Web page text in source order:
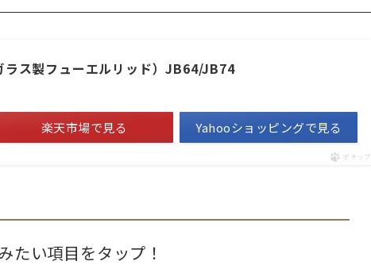
ス製フューエルリッド）JB64/JB74
楽天市場で見る Yahooショッピングで見る
ポチップ
たい項目をタップ！